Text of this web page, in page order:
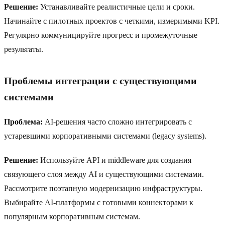
Решение: Устанавливайте реалистичные цели и сроки.
Начинайте с пилотных проектов с четкими, измеримыми KPI.
Регулярно коммуницируйте прогресс и промежуточные
результаты.
Проблемы интеграции с существующими
системами
Проблема: AI-решения часто сложно интегрировать с
устаревшими корпоративными системами (legacy systems).
Решение: Используйте API и middleware для создания
связующего слоя между AI и существующими системами.
Рассмотрите поэтапную модернизацию инфраструктуры.
Выбирайте AI-платформы с готовыми коннекторами к
популярным корпоративным системам.